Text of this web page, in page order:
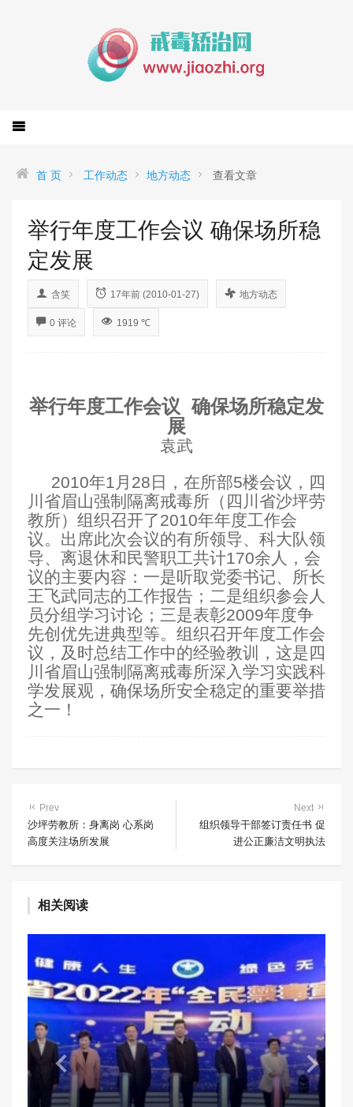
首 页 工作动态 地方动态 查看文章
举行年度工作会议 确保场所稳
定发展
含笑 17年前 (2010-01-27) 地方动态
0 评论 1919 ℃
举行年度工作会议 确保场所稳定发
展
袁武
2010年1月28日，在所部5楼会议，四
川省眉山强制隔离戒毒所（四川省沙坪劳
教所）组织召开了2010年年度工作会
议。出席此次会议的有所领导、科大队领
导、离退休和民警职工共计170余人，会
议的主要内容：一是听取党委书记、所长
王飞武同志的工作报告；二是组织参会人
员分组学习讨论；三是表彰2009年度争
先创优先进典型等。组织召开年度工作会
议，及时总结工作中的经验教训，这是四
川省眉山强制隔离戒毒所深入学习实践科
学发展观，确保场所安全稳定的重要举措
之一！
Prev
沙坪劳教所：身离岗 心系岗
高度关注场所发展
Next
组织领导干部签订责任书 促
进公正廉洁文明执法
相关阅读